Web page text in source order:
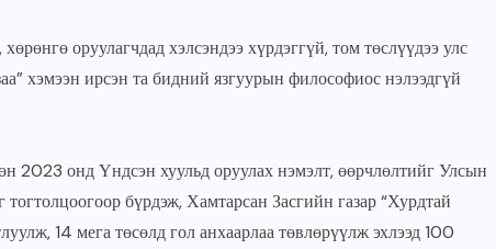
оруулагчдад хэлсэндээ хүрдэггүй, том төслүүдээ улс
хэмээн ирсэн та бидний язгуурын философиос нэлээдгүй
2023 онд Үндсэн хуульд оруулах нэмэлт, өөрчлөлтийг Улсын
бүрдэж, Хамтарсан Засгийн газар “Хурдтай
14 мега төсөлд гол анхаарлаа төвлөрүүлж эхлээд 100